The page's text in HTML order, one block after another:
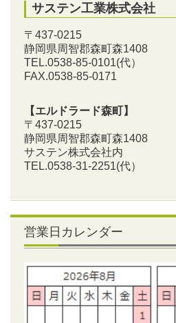
サステン工業株式会社
〒437-0215
静岡県周智郡森町森1408
TEL.0538-85-0101(代）
FAX.0538-85-0171
【エルドラード森町】
〒437-0215
静岡県周智郡森町森1408
サステン株式会社内
TEL.0538-31-2251(代）
営業日カレンダー